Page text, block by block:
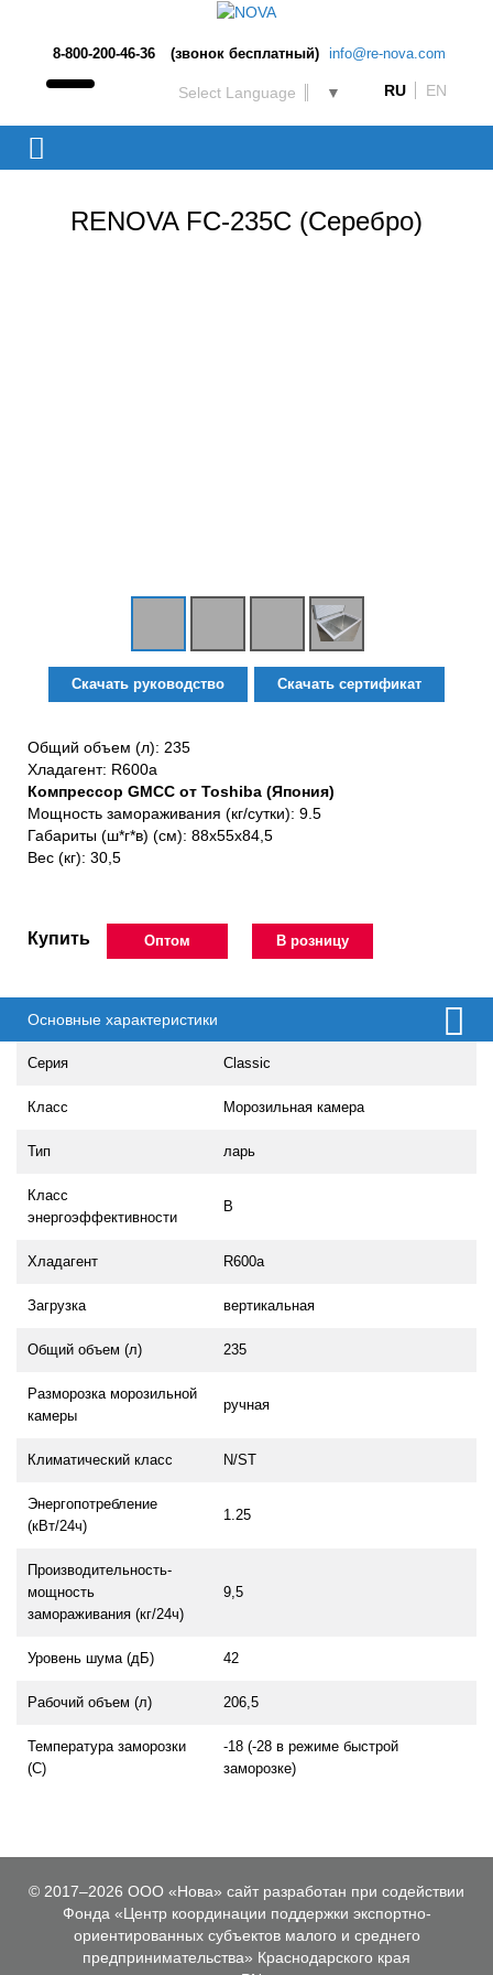
8-800-200-46-36 (звонок бесплатный) info@re-nova.com
Select Language ▼ RU EN
RENOVA FC-235C (Серебро)
Скачать руководство Скачать сертификат
Общий объем (л): 235
Хладагент: R600a
Компрессор GMCC от Toshiba (Япония)
Мощность замораживания (кг/сутки): 9.5
Габариты (ш*г*в) (см): 88х55х84,5
Вес (кг): 30,5
Купить Оптом В розницу
Основные характеристики
Серия Classic
Класс Морозильная камера
Тип ларь
Класс
энергоэффективности
B
Хладагент R600a
Загрузка вертикальная
Общий объем (л) 235
Разморозка морозильной
камеры
ручная
Климатический класс N/ST
Энергопотребление
(кВт/24ч)
1.25
Производительность-
мощность
замораживания (кг/24ч)
9,5
Уровень шума (дБ) 42
Рабочий объем (л) 206,5
Температура заморозки
(С)
-18 (-28 в режиме быстрой
заморозке)
© 2017–2026 ООО «Нова» сайт разработан при содействии
Фонда «Центр координации поддержки экспортно-
ориентированных субъектов малого и среднего
предпринимательства» Краснодарского края